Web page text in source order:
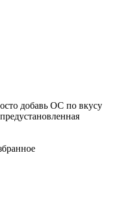
добавь ОС по вкусу